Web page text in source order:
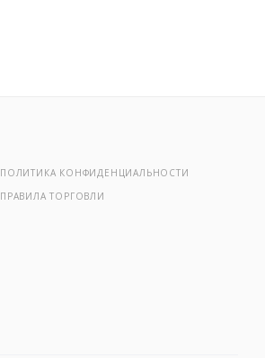
ПОЛИТИКА КОНФИДЕНЦИАЛЬНОСТИ
ПРАВИЛА ТОРГОВЛИ